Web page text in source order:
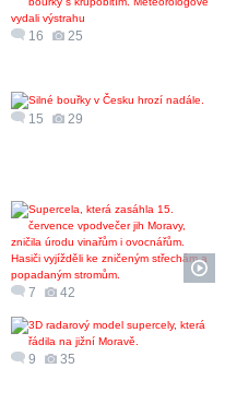
16 25
15 29
7 42
9 35